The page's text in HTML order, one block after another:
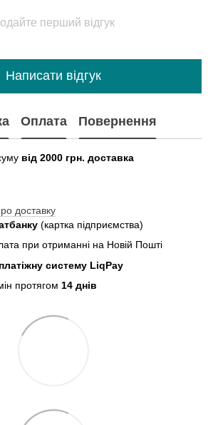
перший відгук
Написати відгук
Оплата Повернення
від 2000 грн. доставка
доставку
(картка підприємства)
при отриманнi на Новій Пошті
систему LiqPay
протягом 14 днів